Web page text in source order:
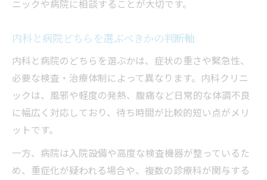
ニックや病院に相談することが大切です。
内科と病院どちらを選ぶべきかの判断軸
内科と病院のどちらを選ぶかは、症状の重さや緊急性、
必要な検査・治療体制によって異なります。内科クリニ
ックは、風邪や軽度の発熱、腹痛など日常的な体調不良
に幅広く対応しており、待ち時間が比較的短い点がメリ
ットです。
一方、病院は入院設備や高度な検査機器が整っているた
め、重症化が疑われる場合や、複数の診療科が関与する